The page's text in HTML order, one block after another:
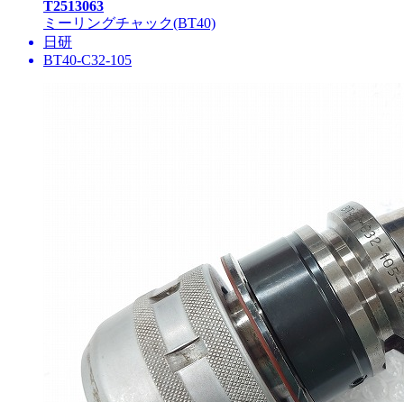
T2513063
ミーリングチャック(BT40)
日研
BT40-C32-105